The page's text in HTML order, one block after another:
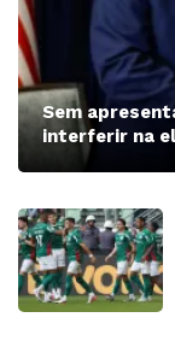
Sem
interferir na